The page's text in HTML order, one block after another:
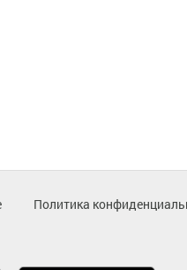
Политика